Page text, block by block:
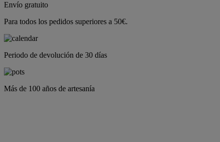
Envío gratuito
Para todos los pedidos superiores a 50€.
Periodo de devolución de 30 días
Más de 100 años de artesanía